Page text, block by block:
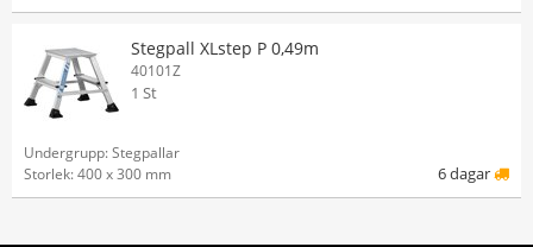
Stegpall XLstep P 0,49m
40101Z
1 St
Undergrupp: Stegpallar
Storlek: 400 x 300 mm
6 dagar